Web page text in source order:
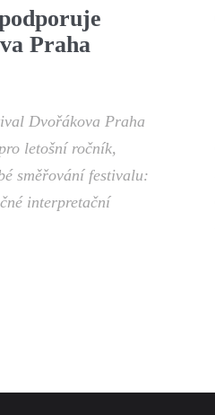
Praha
Dvořákova Praha
letošní ročník,
směřování festivalu:
interpretační